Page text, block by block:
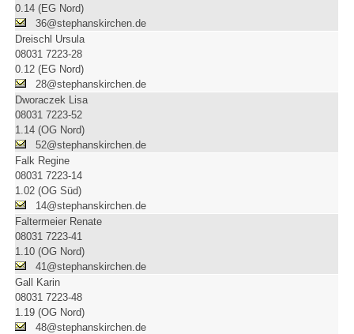
0.14 (EG Nord)
36@stephanskirchen.de
Dreischl Ursula
08031 7223-28
0.12 (EG Nord)
28@stephanskirchen.de
Dworaczek Lisa
08031 7223-52
1.14 (OG Nord)
52@stephanskirchen.de
Falk Regine
08031 7223-14
1.02 (OG Süd)
14@stephanskirchen.de
Faltermeier Renate
08031 7223-41
1.10 (OG Nord)
41@stephanskirchen.de
Gall Karin
08031 7223-48
1.19 (OG Nord)
48@stephanskirchen.de